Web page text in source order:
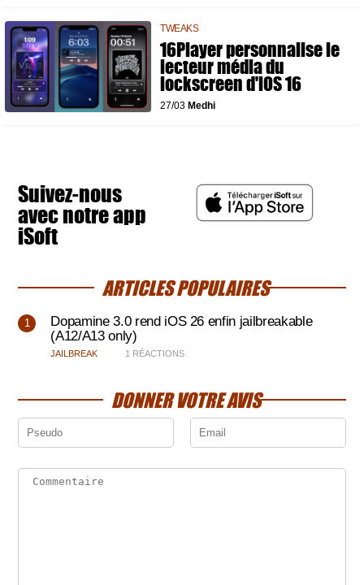
TWEAKS
16Player personnalise le
lecteur média du
lockscreen d'iOS 16
27/03 Medhi
Suivez-nous
avec notre app
iSoft
ARTICLES POPULAIRES
Dopamine 3.0 rend iOS 26 enfin jailbreakable
(A12/A13 only)
JAILBREAK 1 RÉACTIONS
DONNER VOTRE AVIS